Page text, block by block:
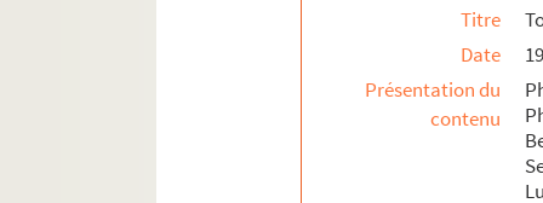
Titre
Date
Présentation du
contenu